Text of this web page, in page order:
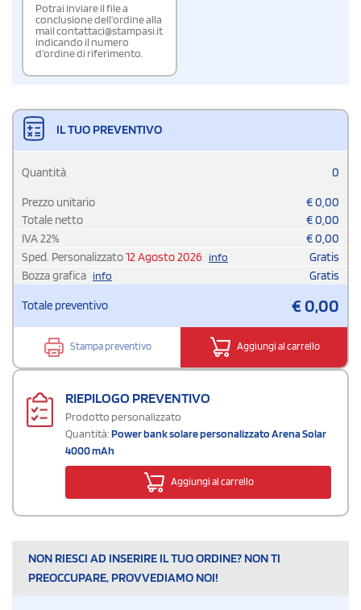
Potrai inviare il file a
conclusione dell'ordine alla
mail contattaci@stampasi.it
indicando il numero
d'ordine di riferimento.
IL TUO PREVENTIVO
Quantità 0
Prezzo unitario €0,00
Totale netto
€0,00
IVA22% €0,00
Sped. Personalizzato12 Agosto 2026 info
Gratis
Bozza grafica info Gratis
Totale preventivo €0,00
Stampa preventivo Aggiungi al carrello
RIEPILOGO PREVENTIVO
Prodotto personalizzato
Quantità:Power bank solare personalizzato Arena Solar
4000 mAh
Aggiungi al carrello
NON RIESCI AD INSERIRE IL TUO ORDINE? NON TI
PREOCCUPARE, PROVVEDIAMO NOI!